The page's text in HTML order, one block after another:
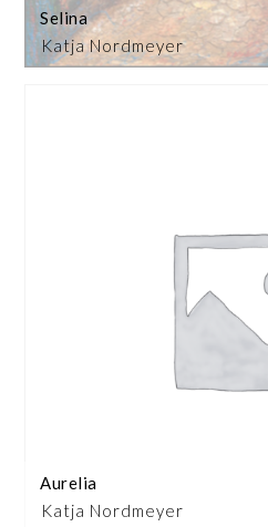
Katja Nordmeyer
Selina
Katja Nordmeyer
Aurelia